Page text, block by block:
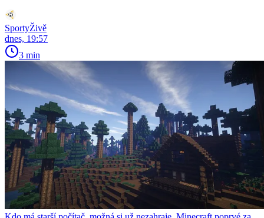
SportyŽivě
dnes, 19:57
3 min